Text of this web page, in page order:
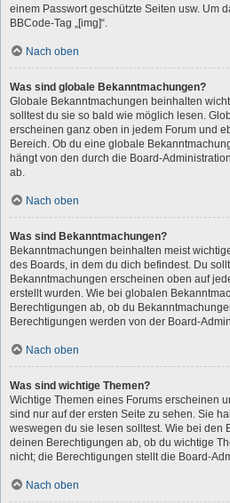
einem Passwort geschützte Seiten usw. Um
BBCode-Tag „[img]“.
Nach oben
Was sind globale Bekanntmachungen?
Globale Bekanntmachungen beinhalten
solltest du sie so bald wie möglich lesen.
erscheinen ganz oben in jedem Forum und
Bereich. Ob du eine globale
hängt von den durch die Board-
ab.
Nach oben
Was sind Bekanntmachungen?
Bekanntmachungen beinhalten meist
des Boards, in dem du dich befindest. Du
Bekanntmachungen erscheinen oben auf
erstellt wurden. Wie bei globalen
Berechtigungen ab, ob du
Berechtigungen werden von der Board-
Nach oben
Was sind wichtige Themen?
Wichtige Themen eines Forums erscheinen
sind nur auf der ersten Seite zu sehen. Sie
weswegen du sie lesen solltest. Wie bei den
deinen Berechtigungen ab, ob du wichtige
nicht; die Berechtigungen stellt die Board-
Nach oben